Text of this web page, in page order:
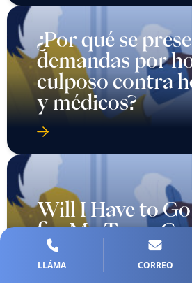
¿Por qué se
demandas por
culposo contra
y médicos?
Will I Have to
for My Texas
Accident Injury
LLÁMA CORREO